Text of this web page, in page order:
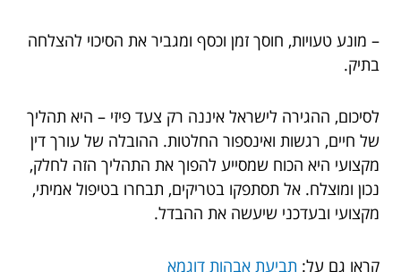
– מונע טעויות, חוסך זמן וכסף ומגביר את הסיכוי להצלחה
בתיק.
לסיכום, ההגירה לישראל איננה רק צעד פיזי – היא תהליך
של חיים, רגשות ואינספור החלטות. ההובלה של עורך דין
מקצועי היא הכוח שמסייע להפוך את התהליך הזה לחלק,
נכון ומוצלח. אל תסתפקו בטריקים, תבחרו בטיפול אמיתי,
מקצועי ובעדכני שיעשה את ההבדל.
קראו גם על: תביעת אבהות דוגמא